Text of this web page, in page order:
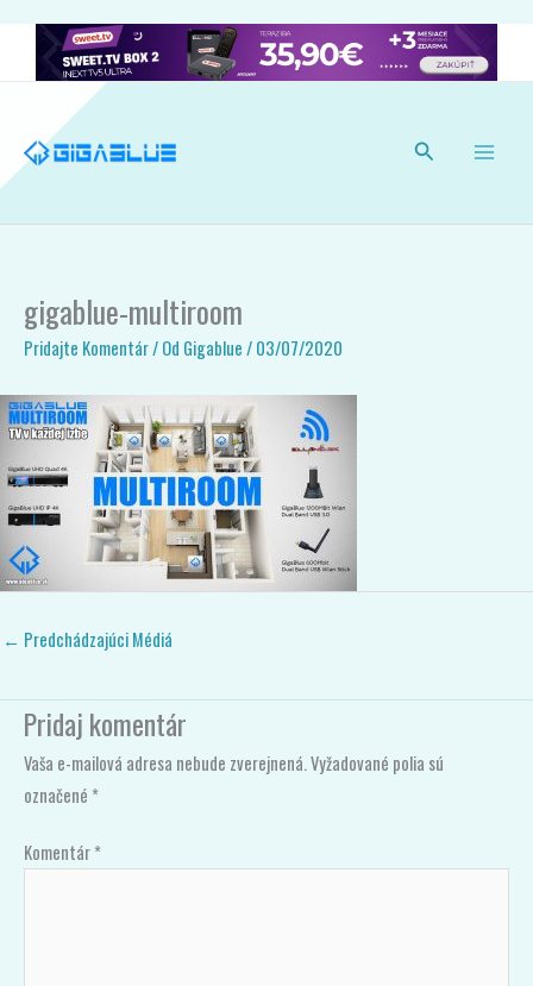
Preskočiť
Hľadať
gigablue-multiroom
Pridajte Komentár/ Od Gigablue/03/07/2020
← Predchádzajúci Médiá
Pridaj komentár
Vaša e-mailová adresa nebude zverejnená.Vyžadované polia sú
označené *
Komentár*